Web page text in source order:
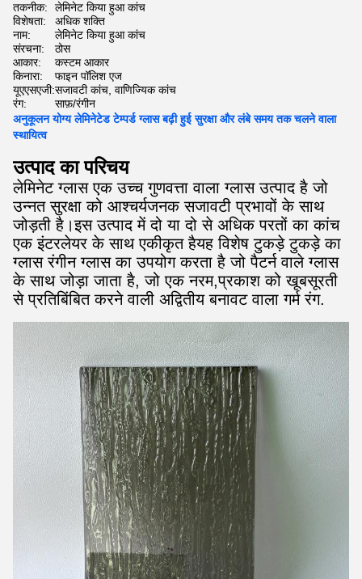
तकनीक:
लेमिनेट किया हुआ कांच
विशेषता:
अधिक शक्ति
नाम:
लेमिनेट किया हुआ कांच
संरचना:
ठोस
आकार:
कस्टम आकार
किनारा:
फाइन पॉलिश एज
यूएएसएजी:सजावटी कांच, वाणिज्यिक कांच
रंग:
साफ़/रंगीन
अनुकूलन योग्य लेमिनेटेड टेम्पर्ड ग्लास बढ़ी हुई सुरक्षा और लंबे समय तक चलने वाला
स्थायित्व
उत्पाद का परिचय
लेमिनेट ग्लास एक उच्च गुणवत्ता वाला ग्लास उत्पाद है जो
उन्नत सुरक्षा को आश्चर्यजनक सजावटी प्रभावों के साथ
जोड़ती है।इस उत्पाद में दो या दो से अधिक परतों का कांच
एक इंटरलेयर के साथ एकीकृत हैयह विशेष टुकड़े टुकड़े का
ग्लास रंगीन ग्लास का उपयोग करता है जो पैटर्न वाले ग्लास
के साथ जोड़ा जाता है, जो एक नरम,प्रकाश को खूबसूरती
से प्रतिबिंबित करने वाली अद्वितीय बनावट वाला गर्म रंग.